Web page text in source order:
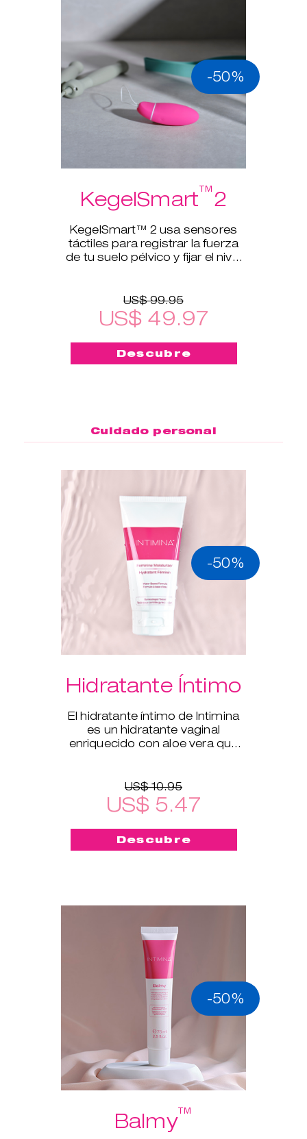
-50%
KegelSmart™2
KegelSmart™ 2 usa sensores
táctiles para registrar la fuerza
de tu suelo pélvico y fijar el nivel
US$ 99.95
US$ 49.97
Descubre
Cuidado personal
-50%
Hidratante Íntimo
El hidratante íntimo de Intimina
es un hidratante vaginal
enriquecido con aloe vera que
US$ 10.95
US$ 5.47
Descubre
-50%
Balmy™